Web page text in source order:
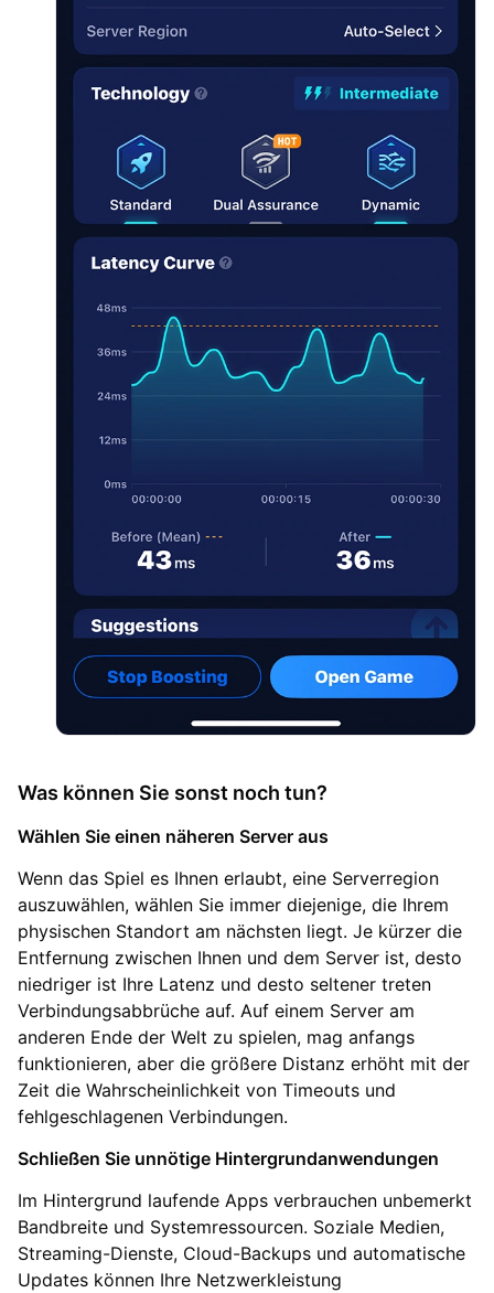
Was können Sie sonst noch tun?
Wählen Sie einen näheren Server aus
Wenn das Spiel es Ihnen erlaubt, eine Serverregion
auszuwählen, wählen Sie immer diejenige, die Ihrem
physischen Standort am nächsten liegt. Je kürzer die
Entfernung zwischen Ihnen und dem Server ist, desto
niedriger ist Ihre Latenz und desto seltener treten
Verbindungsabbrüche auf. Auf einem Server am
anderen Ende der Welt zu spielen, mag anfangs
funktionieren, aber die größere Distanz erhöht mit der
Zeit die Wahrscheinlichkeit von Timeouts und
fehlgeschlagenen Verbindungen.
Schließen Sie unnötige Hintergrundanwendungen
Im Hintergrund laufende Apps verbrauchen unbemerkt
Bandbreite und Systemressourcen. Soziale Medien,
Streaming-Dienste, Cloud-Backups und automatische
Updates können Ihre Netzwerkleistung